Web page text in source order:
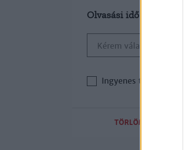
Olvasási idő
Ingyenes tartalom
TÖRLÖM A SZŰRŐKET